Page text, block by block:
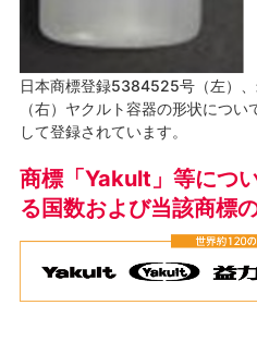
日本商標登録5384525号（左）
（右）ヤクルト容器の形状につ
して登録されています。
商標「Yakult」等につ
る国数および当該商標